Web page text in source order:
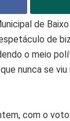
de
de
o meio
nunca se
com o